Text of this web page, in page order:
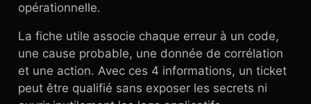
opérationnelle.
La fiche utile associe chaque erreur à un code,
une cause probable, une donnée de corrélation
et une action. Avec ces 4 informations, un ticket
peut être qualifié sans exposer les secrets ni